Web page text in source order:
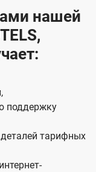
нашей
поддержку
тарифных